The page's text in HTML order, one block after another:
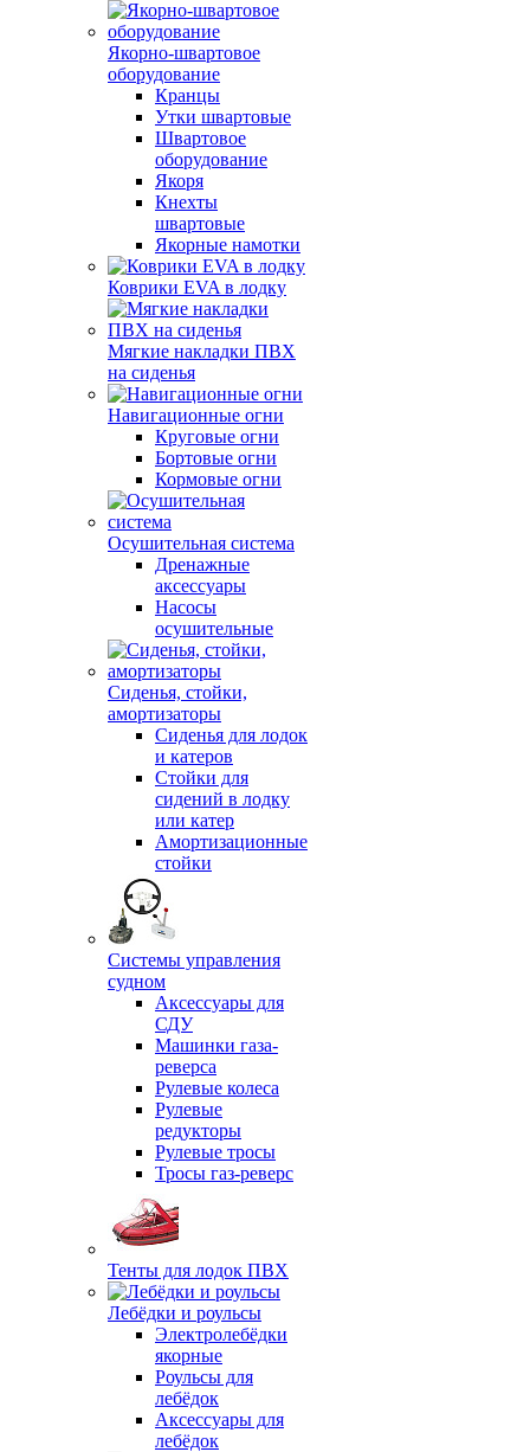
Якорно-швартовое
оборудование
Кранцы
Утки швартовые
Швартовое
оборудование
Якоря
Кнехты
швартовые
Якорные намотки
Коврики EVA в лодку
Мягкие накладки ПВХ
на сиденья
Навигационные огни
Круговые огни
Бортовые огни
Кормовые огни
Осушительная система
Дренажные
аксессуары
Насосы
осушительные
Сиденья, стойки,
амортизаторы
Сиденья для лодок
и катеров
Стойки для
сидений в лодку
или катер
Амортизационные
стойки
Системы управления
судном
Аксессуары для
СДУ
Машинки газа-
реверса
Рулевые колеса
Рулевые
редукторы
Рулевые тросы
Тросы газ-реверс
Тенты для лодок ПВХ
Лебёдки и роульсы
Электролебёдки
якорные
Роульсы для
лебёдок
Аксессуары для
лебёдок